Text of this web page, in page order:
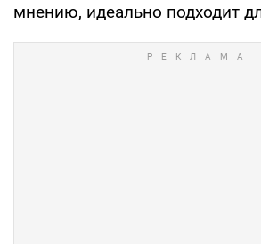
мнению, идеально подходит